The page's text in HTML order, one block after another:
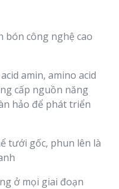
bón công nghệ cao
amin, amino acid
cấp nguồn năng
hảo để phát triển
tưới gốc, phun lên là
ở mọi giai đoạn